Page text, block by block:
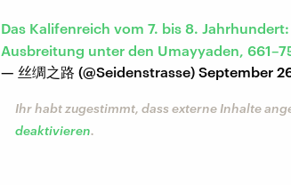
Das Kalifenreich vom 7. bis 8. Jahrhundert:
Ausbreitung unter den Umayyaden,
— 丝绸之路 (@Seidenstrasse) September
Ihr habt zugestimmt, dass externe Inhalte
deaktivieren.